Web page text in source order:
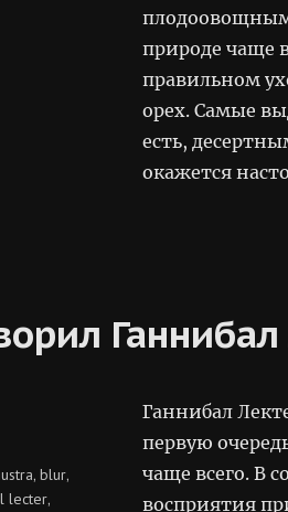
природе чаще
правильном
орех. Самые
есть,
окажется
Ганнибал
первую
чаще всего. В
восприятия
,blur,
lecter,